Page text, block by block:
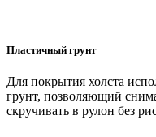
Пластичный грунт
Для покрытия холста
грунт, позволяющий
скручивать в рулон без